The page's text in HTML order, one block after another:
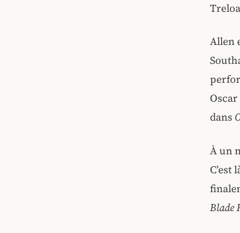
Allen
Oscar
dans
À un
C’est
Blade